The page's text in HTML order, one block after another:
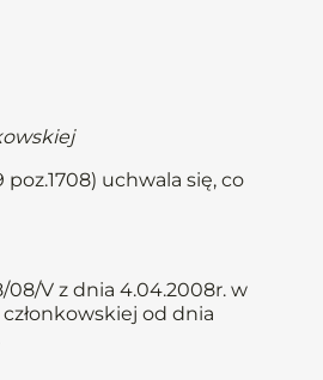
uchwala się, co
08/V z dnia 4.04.2008r. w
od dnia